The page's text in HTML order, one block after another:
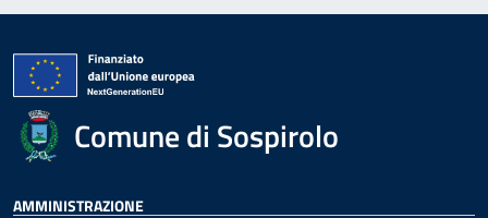
Comune di Sospirolo
AMMINISTRAZIONE